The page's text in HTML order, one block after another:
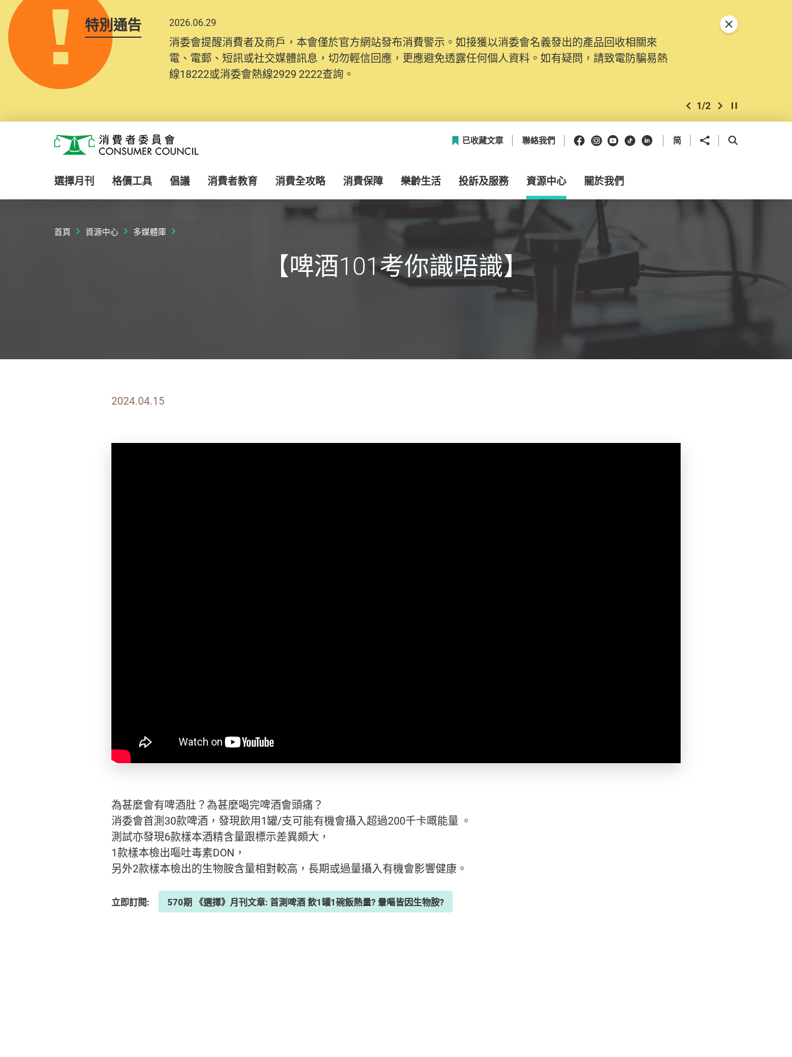
特別通告 2026.06.29
消委會提醒消費者及商戶，本會僅於官方網站發布消費警示。如接獲以消委會名義發出的產品回收相關來
電、電郵、短訊或社交媒體訊息，切勿輕信回應，更應避免透露任何個人資料。如有疑問，請致電防騙易熱
線18222或消委會熱線2929 2222查詢。
上一個
1/2 下一個開始/暫停幻燈
關閉特別通告
消費者委員會
已收藏文章 聯絡我們 Facebook
Instagram
Youtube
抖音領英 简 分享到 開啟搜尋框
選擇月刊 格價工具 倡議 消費者教育 消費全攻略 消費保障 樂齡生活 投訴及服務 資源中心 關於我們
首頁 資源中心 多媒體庫
【啤酒101考你識唔識】
2024.04.15
為甚麼會有啤酒肚？為甚麼喝完啤酒會頭痛？
消委會首測30款啤酒，發現飲用1罐/支可能有機會攝入超過200千卡嘅能量 。
測試亦發現6款樣本酒精含量跟標示差異頗大，
1款樣本檢出嘔吐毒素DON，
另外2款樣本檢出的生物胺含量相對較高，長期或過量攝入有機會影響健康。
立即訂閱: 570期 《選擇》月刊文章: 首測啤酒 飲1罐1碗飯熱量? 暈嘔皆因生物胺?